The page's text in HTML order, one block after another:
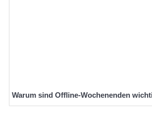
Warum sind Offline-Wochenenden